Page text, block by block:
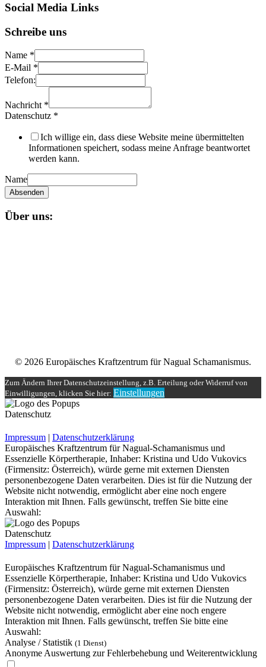
Social Media Links
Schreibe uns
Name *
E-Mail *
Telefon:
Nachricht *
Datenschutz *
Ich willige ein, dass diese Website meine übermittelten
Informationen speichert, sodass meine Anfrage beantwortet
werden kann.
Name
Absenden
Über uns:
© 2026 Europäisches Kraftzentrum für Nagual Schamanismus.
Zum Ändern Ihrer Datenschutzeinstellung, z.B. Erteilung oder Widerruf von
Einwilligungen, klicken Sie hier: Einstellungen
Datenschutz
Impressum | Datenschutzerklärung
Europäisches Kraftzentrum für Nagual-Schamanismus und
Essenzielle Körpertherapie, Inhaber: Kristina und Udo Vukovics
(Firmensitz: Österreich), würde gerne mit externen Diensten
personenbezogene Daten verarbeiten. Dies ist für die Nutzung der
Website nicht notwendig, ermöglicht aber eine noch engere
Interaktion mit Ihnen. Falls gewünscht, treffen Sie bitte eine
Auswahl:
Datenschutz
Impressum | Datenschutzerklärung
Europäisches Kraftzentrum für Nagual-Schamanismus und
Essenzielle Körpertherapie, Inhaber: Kristina und Udo Vukovics
(Firmensitz: Österreich), würde gerne mit externen Diensten
personenbezogene Daten verarbeiten. Dies ist für die Nutzung der
Website nicht notwendig, ermöglicht aber eine noch engere
Interaktion mit Ihnen. Falls gewünscht, treffen Sie bitte eine
Auswahl:
Analyse / Statistik (1 Dienst)
Anonyme Auswertung zur Fehlerbehebung und Weiterentwicklung